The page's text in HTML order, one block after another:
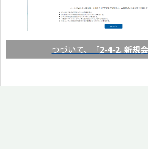
つづいて、「2-4-2. 新規